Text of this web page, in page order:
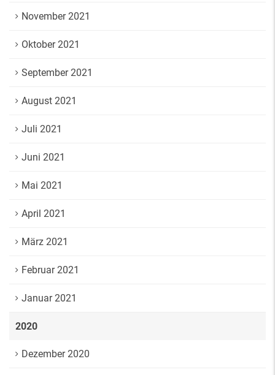
November 2021
Oktober 2021
September 2021
August 2021
Juli 2021
Juni 2021
Mai 2021
April 2021
März 2021
Februar 2021
Januar 2021
2020
Dezember 2020